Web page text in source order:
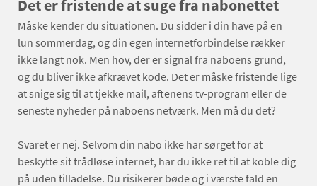
Det er fristende at suge fra nabonettet
Måske kender du situationen. Du sidder i din have på en
lun sommerdag, og din egen internetforbindelse rækker
ikke langt nok. Men hov, der er signal fra naboens grund,
og du bliver ikke afkrævet kode. Det er måske fristende lige
at snige sig til at tjekke mail, aftenens tv-program eller de
seneste nyheder på naboens netværk. Men må du det?
Svaret er nej. Selvom din nabo ikke har sørget for at
beskytte sit trådløse internet, har du ikke ret til at koble dig
på uden tilladelse. Du risikerer bøde og i værste fald en